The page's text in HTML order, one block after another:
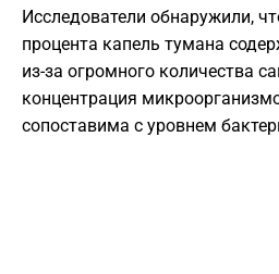
Исследователи обнаружили,
процента капель тумана
из-за огромного количества
концентрация
сопоставима с уровнем